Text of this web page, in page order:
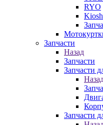
RYO
Запчасти
Назад
Запчасти
Запчасти
Запчасти